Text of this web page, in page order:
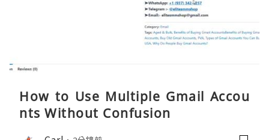
How to Use Multiple Gmail Accou
nts Without Confusion